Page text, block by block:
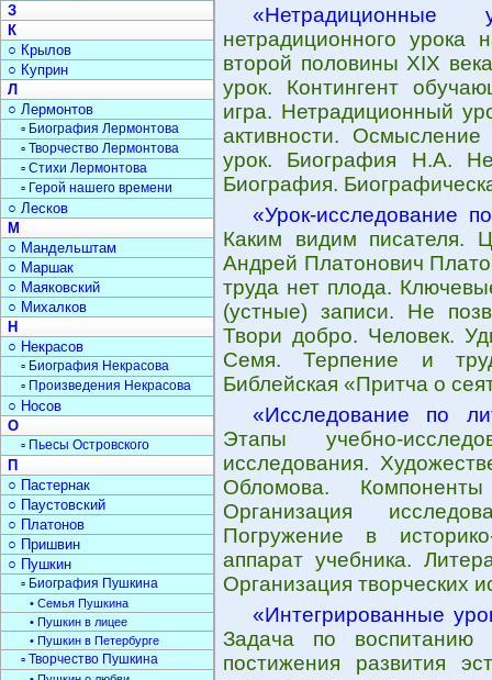
«Нетрадиционные
нетрадиционного урока
второй половины XIX
урок. Контингент
игра. Нетрадиционный
активности.
урок. Биография Н.А.
Биография.
«Урок-исследование
Каким видим писателя.
Андрей Платонович
труда нет плода.
(устные) записи. Не
Твори добро. Человек.
Семя. Терпение и
Библейская «Притча о
«Исследование по
Этапы учебно-
исследования.
Обломова.
Организация
Погружение в
аппарат учебника.
Организация творческих
«Интегрированные
Задача по воспитанию
постижения развития
З
К
○ Крылов
○ Куприн
Л
○ Лермонтов
▫ Биография Лермонтова
▫ Творчество Лермонтова
▫ Стихи Лермонтова
▫ Герой нашего времени
○ Лесков
М
○ Мандельштам
○ Маршак
○ Маяковский
○ Михалков
Н
○ Некрасов
▫ Биография Некрасова
▫ Произведения Некрасова
○ Носов
О
▫ Пьесы Островского
П
○ Пастернак
○ Паустовский
○ Платонов
○ Пришвин
○ Пушкин
▫ Биография Пушкина
• Семья Пушкина
• Пушкин в лицее
• Пушкин в Петербурге
▫ Творчество Пушкина